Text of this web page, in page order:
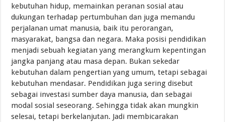
kebutuhan hidup, memainkan peranan sosial atau
dukungan terhadap pertumbuhan dan juga memandu
perjalanan umat manusia, baik itu perorangan,
masyarakat, bangsa dan negara. Maka posisi pendidikan
menjadi sebuah kegiatan yang merangkum kepentingan
jangka panjang atau masa depan. Bukan sekedar
kebutuhan dalam pengertian yang umum, tetapi sebagai
kebutuhan mendasar. Pendidikan juga sering disebut
sebagai investasi sumber daya manusia, dan sebagai
modal sosial seseorang. Sehingga tidak akan mungkin
selesai, tetapi berkelanjutan. Jadi membicarakan